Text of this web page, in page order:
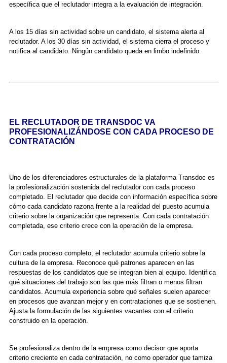
específica que el reclutador integra a la evaluación de integración.
A los 15 días sin actividad sobre un candidato, el sistema alerta al
reclutador. A los 30 días sin actividad, el sistema cierra el proceso y
notifica al candidato. Ningún candidato queda en limbo indefinido.
EL RECLUTADOR DE TRANSDOC VA
PROFESIONALIZÁNDOSE CON CADA PROCESO DE
CONTRATACIÓN
Uno de los diferenciadores estructurales de la plataforma Transdoc es
la profesionalización sostenida del reclutador con cada proceso
completado. El reclutador que decide con información específica sobre
cómo cada candidato razona frente a la realidad del puesto acumula
criterio sobre la organización que representa. Con cada contratación
completada, ese criterio crece con la operación de la empresa.
Con cada proceso completo, el reclutador acumula criterio sobre la
cultura de la empresa. Reconoce qué patrones aparecen en las
respuestas de los candidatos que se integran bien al equipo. Identifica
qué situaciones del trabajo son las que más filtran o menos filtran
candidatos. Acumula experiencia sobre qué señales suelen aparecer
en procesos que avanzan mejor y en contrataciones que se sostienen.
Ajusta la formulación de las siguientes vacantes con el criterio
construido en la operación.
Se profesionaliza dentro de la empresa como decisor que aporta
criterio creciente en cada contratación, no como operador que tamiza